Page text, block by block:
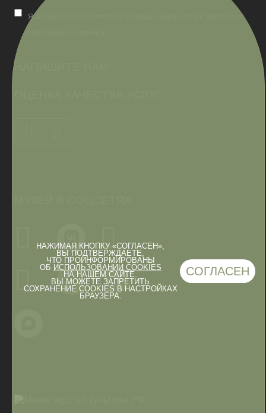
НАЖИМАЯ КНОПКУ «СОГЛАСЕН»,
ВЫ ПОДТВЕРЖДАЕТЕ,
ЧТО ПРОИНФОРМИРОВАНЫ
ОБ ИСПОЛЬЗОВАНИИ COOKIES
НА НАШЕМ САЙТЕ.
ВЫ МОЖЕТЕ ЗАПРЕТИТЬ
СОХРАНЕНИЕ COOKIES В НАСТРОЙКАХ
БРАУЗЕРА.
СОГЛАСЕН
Я согласен(на) с Политикой конфиденциальности и обработки